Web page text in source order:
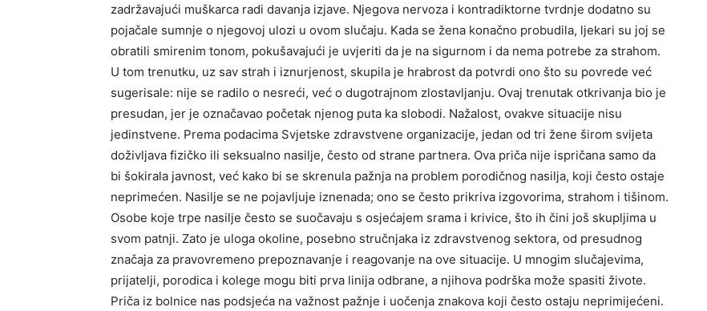
zadržavajući muškarca radi davanja izjave. Njegova nervoza i kontradiktorne tvrdnje dodatno su
pojačale sumnje o njegovoj ulozi u ovom slučaju. Kada se žena konačno probudila, ljekari su joj se
obratili smirenim tonom, pokušavajući je uvjeriti da je na sigurnom i da nema potrebe za strahom.
U tom trenutku, uz sav strah i iznurjenost, skupila je hrabrost da potvrdi ono što su povrede već
sugerisale: nije se radilo o nesreći, već o dugotrajnom zlostavljanju. Ovaj trenutak otkrivanja bio je
presudan, jer je označavao početak njenog puta ka slobodi. Nažalost, ovakve situacije nisu
jedinstvene. Prema podacima Svjetske zdravstvene organizacije, jedan od tri žene širom svijeta
doživljava fizičko ili seksualno nasilje, često od strane partnera. Ova priča nije ispričana samo da
bi šokirala javnost, već kako bi se skrenula pažnja na problem porodičnog nasilja, koji često ostaje
neprimećen. Nasilje se ne pojavljuje iznenada; ono se često prikriva izgovorima, strahom i tišinom.
Osobe koje trpe nasilje često se suočavaju s osjećajem srama i krivice, što ih čini još skupljima u
svom patnji. Zato je uloga okoline, posebno stručnjaka iz zdravstvenog sektora, od presudnog
značaja za pravovremeno prepoznavanje i reagovanje na ove situacije. U mnogim slučajevima,
prijatelji, porodica i kolege mogu biti prva linija odbrane, a njihova podrška može spasiti živote.
Priča iz bolnice nas podsjeća na važnost pažnje i uočenja znakova koji često ostaju neprimijećeni.